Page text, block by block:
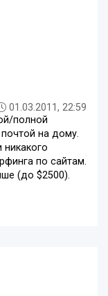
01.03.2011, 22:59
полной
на дому.
никакого
по сайтам.
(до $2500).